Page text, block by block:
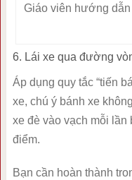
Giáo viên hướng
6. Lái xe qua đường
Áp dụng quy tắc “tiến
xe, chú ý bánh xe
xe đè vào vạch mỗi lần
điểm.
Bạn cần hoàn thành